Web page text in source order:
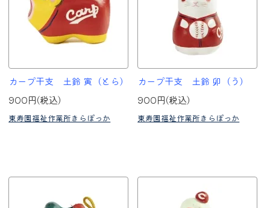
カープ干支 土鈴 寅（とら）
900円(税込)
東寿園福祉作業所きらぽっか
カープ干支 土鈴 卯（う）
900円(税込)
東寿園福祉作業所きらぽっか